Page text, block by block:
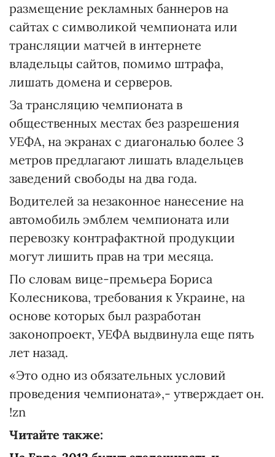
размещение рекламных баннеров на
сайтах с символикой чемпионата или
трансляции матчей в интернете
владельцы сайтов, помимо штрафа,
лишать домена и серверов.
За трансляцию чемпионата в
общественных местах без разрешения
УЕФА, на экранах с диагональю более 3
метров предлагают лишать владельцев
заведений свободы на два года.
Водителей за незаконное нанесение на
автомобиль эмблем чемпионата или
перевозку контрафактной продукции
могут лишить прав на три месяца.
По словам вице-премьера Бориса
Колесникова, требования к Украине, на
основе которых был разработан
законопроект, УЕФА выдвинула еще пять
лет назад.
«Это одно из обязательных условий
проведения чемпионата»,- утверждает он.
!zn
Читайте также: